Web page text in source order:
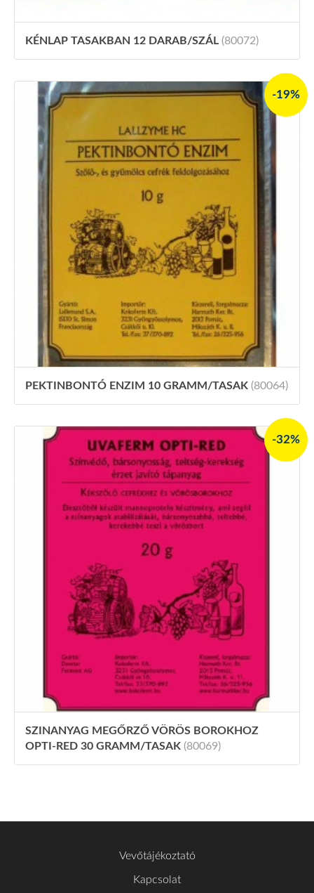
KÉNLAP TASAKBAN 12 DARAB/SZÁL (80072)
-19%
PEKTINBONTÓ ENZIM 10 GRAMM/TASAK (80064)
-32%
SZINANYAG MEGŐRZŐ VÖRÖS BOROKHOZ
OPTI-RED 30 GRAMM/TASAK (80069)
Vevőtájékoztató
Kapcsolat